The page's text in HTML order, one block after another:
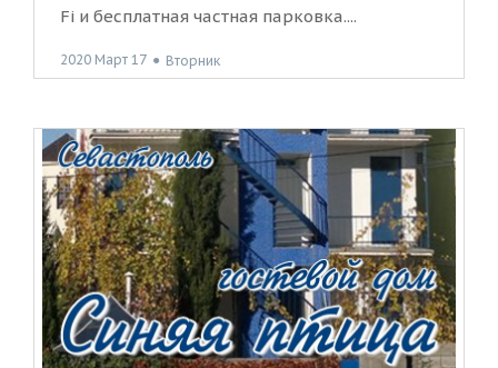
Fi и бесплатная частная парковка....
2020 Март 17 ● Вторник